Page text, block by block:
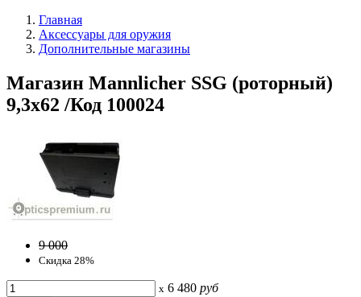
Главная
Аксессуары для оружия
Дополнительные магазины
Магазин Mannlicher SSG (роторный)
9,3x62 /Код 100024
9 000
Скидка 28%
x 6 480 руб